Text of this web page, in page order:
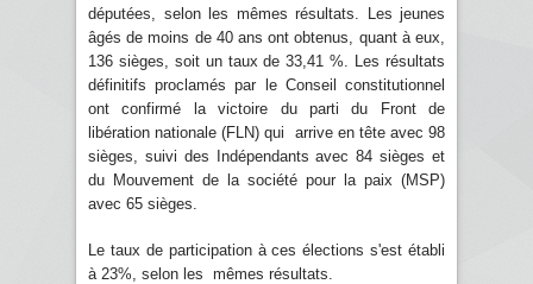
députées, selon les mêmes résultats. Les jeunes
âgés de moins de 40 ans ont obtenus, quant à eux,
136 sièges, soit un taux de 33,41 %. Les résultats
définitifs proclamés par le Conseil constitutionnel
ont confirmé la victoire du parti du Front de
libération nationale (FLN) qui arrive en tête avec 98
sièges, suivi des Indépendants avec 84 sièges et
du Mouvement de la société pour la paix (MSP)
avec 65 sièges.
Le taux de participation à ces élections s'est établi
à 23%, selon les mêmes résultats.